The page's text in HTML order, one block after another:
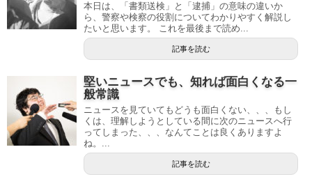
本日は、「書類送検」と「逮捕」の意味の違いか
ら、警察や検察の役割についてわかりやすく解説し
たいと思います。 これを最後まで読め...
記事を読む
堅いニュースでも、知れば面白くなる一
般常識
ニュースを見ていてもどうも面白くない、、、もし
くは、理解しようとしている間に次のニュースへ行
ってしまった、、、なんてことは良くありますよ
ね。...
記事を読む